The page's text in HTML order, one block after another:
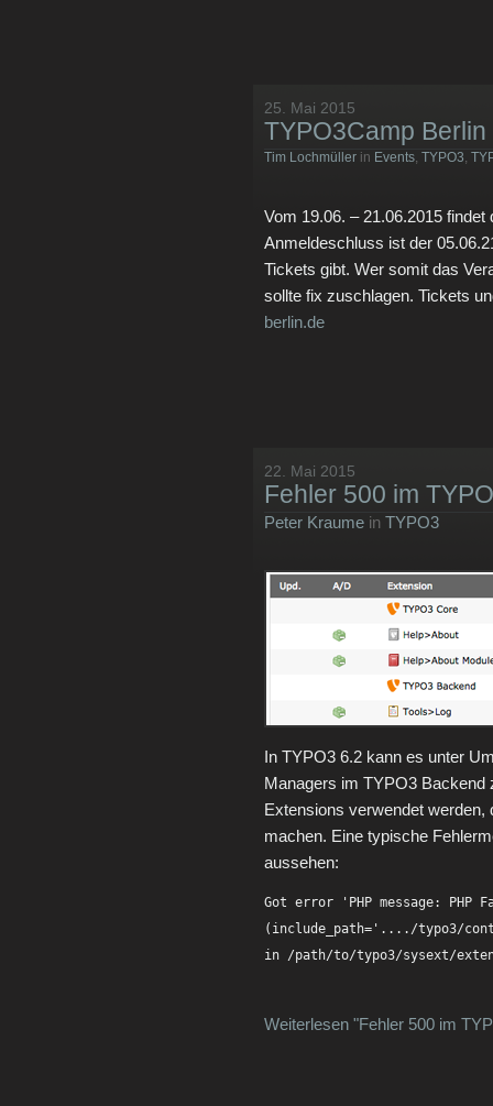
25. Mai 2015
TYPO3Camp
Tim Lochmüller in Events, TYPO3,
Vom 19.06. – 21.06.2015
Anmeldeschluss ist der
Tickets gibt. Wer somit das
sollte fix zuschlagen. Tickets
berlin.de
22. Mai 2015
Fehler 500 im
Peter Kraume in TYPO3
In TYPO3 6.2 kann es unter
Managers im TYPO3 Backend
Extensions verwendet
machen. Eine typische
aussehen:
Got error 'PHP message:
(include_path='..../typo3/
in /path/to/typo3/sysext/
Weiterlesen "Fehler 500 im